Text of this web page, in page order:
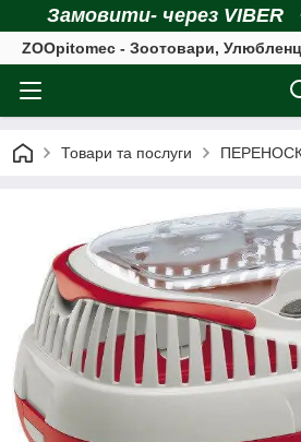
Замовити- через VIBER
ZOOpitomec - Зоотовари,
Товари та послуги